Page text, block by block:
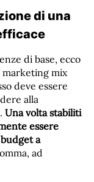
di una
di base, ecco
marketing mix
deve essere
alla
Una volta stabiliti
essere
a
ad